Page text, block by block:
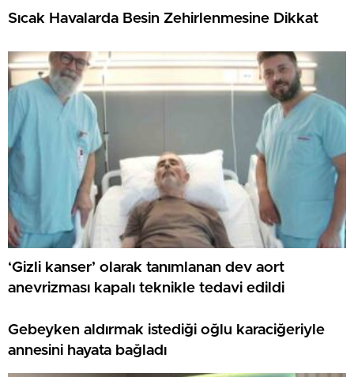
Sıcak Havalarda Besin Zehirlenmesine Dikkat
‘Gizli kanser’ olarak tanımlanan dev aort
anevrizması kapalı teknikle tedavi edildi
Gebeyken aldırmak istediği oğlu karaciğeriyle
annesini hayata bağladı